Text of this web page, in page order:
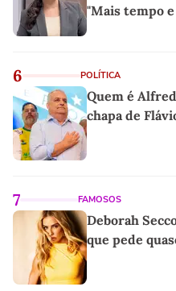
"Mais tempo e
6 POLÍTICA
Quem é
chapa de
7 FAMOSOS
Deborah
que pede